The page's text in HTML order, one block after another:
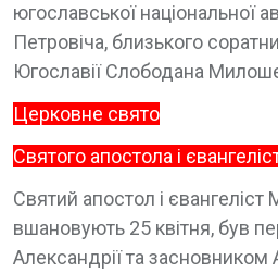
югославської національної
Петровіча, близького
Югославії Слободана
Церковне свято
Святого апостола і
Святий апостол і євангеліст
вшановують 25 квітня, був
Александрії та засновником